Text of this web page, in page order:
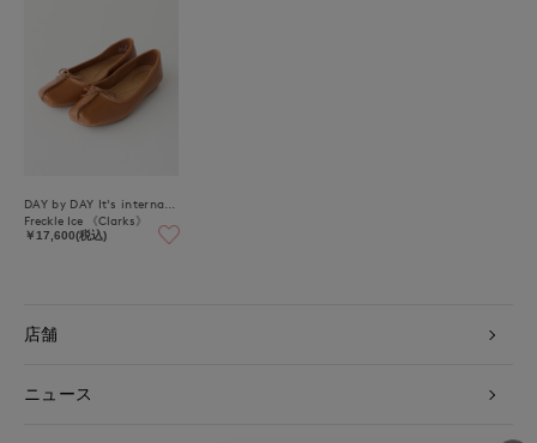
Freckle Ice 《Clarks》
￥17,600(税込)
店舗
ニュース